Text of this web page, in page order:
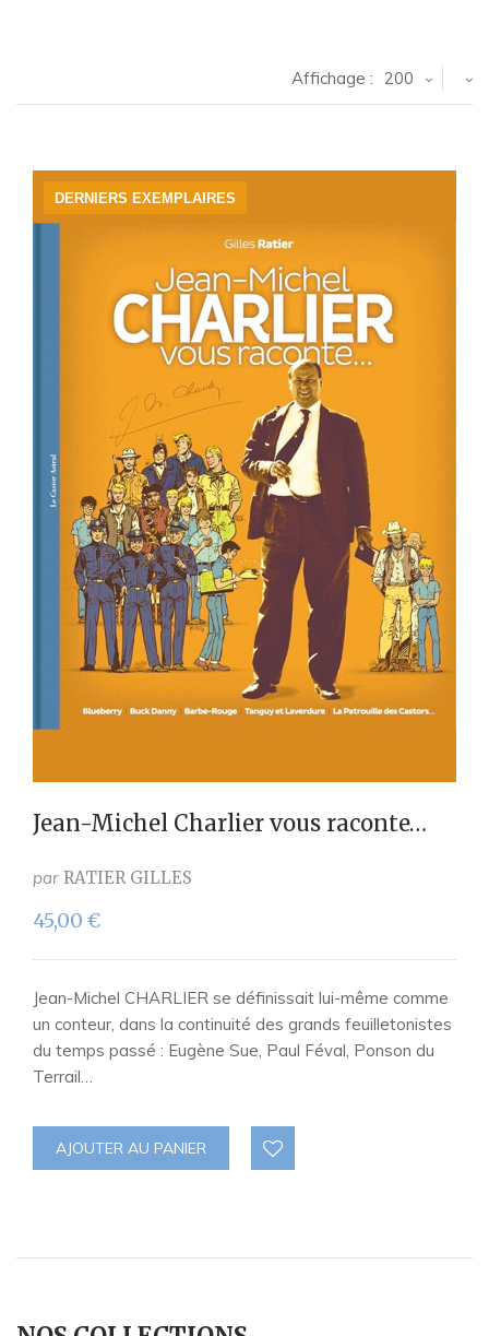
Affichage : 200
DERNIERS EXEMPLAIRES
Jean-Michel Charlier vous raconte…
par RATIER GILLES
45,00 €
Jean-Michel CHARLIER se définissait lui-même comme
un conteur, dans la continuité des grands feuilletonistes
du temps passé : Eugène Sue, Paul Féval, Ponson du
Terrail…
AJOUTER AU PANIER